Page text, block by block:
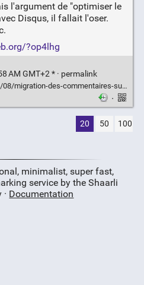
l'argument de "optimiser le
Disqus, il fallait l'oser.
?op4lhg
AM GMT+2 * · permalink
des-commentaires-sur-disqus/
·
20 50 100
minimalist, super fast,
service by the Shaarli
Documentation